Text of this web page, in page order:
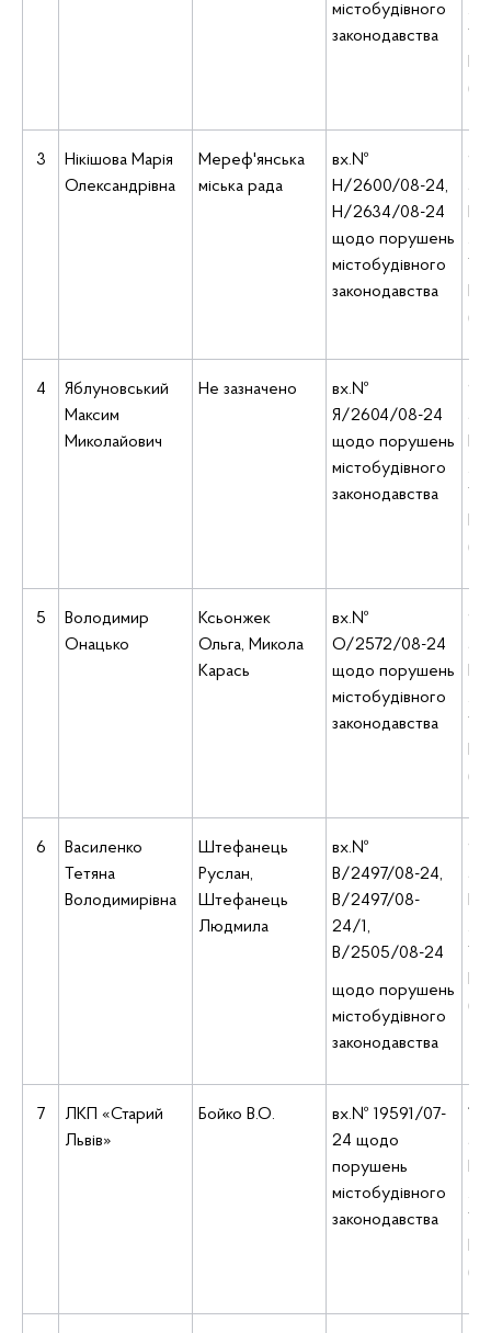
містобудівного
законодавства
(5
3
Нікішова Марія
Олександрівна
Мереф'янська
міська рада
вх.№
Н/2600/08-24,
Н/2634/08-24
щодо порушень
містобудівного
законодавства
(5
4
Яблуновський
Максим
Миколайович
Не зазначено
вх.№
Я/2604/08-24
щодо порушень
містобудівного
законодавства
(5
5
Володимир
Онацько
Ксьонжек
Ольга, Микола
Карась
вх.№
О/2572/08-24
щодо порушень
містобудівного
законодавства
(5
6
Василенко
Тетяна
Володимирівна
Штефанець
Руслан,
Штефанець
Людмила
вх.№
В/2497/08-24,
В/2497/08-
24/1,
В/2505/08-24
щодо порушень
містобудівного
законодавства
(5
7
ЛКП «Старий
Львів»
Бойко В.О.
вх.№ 19591/07-
24 щодо
порушень
містобудівного
законодавства
(5